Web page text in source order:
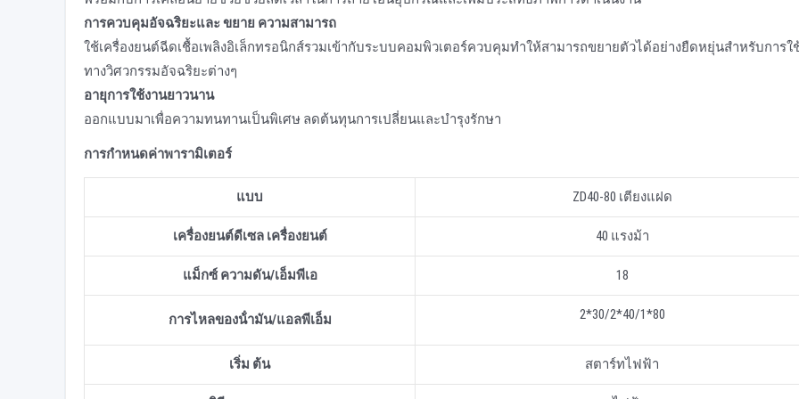
การควบคุมอัจฉริยะและขยาย ความสามารถ
ใช้เครื่องยนต์ฉีดเชื้อเพลิงอิเล็กทรอนิกส์รวมเข้ากับระบบคอมพิวเตอร์ควบคุมทําให้สามารถขยายตัวได้อย่างยืดหยุ่นสําหรับการใ
ทางวิศวกรรมอัจฉริยะต่างๆ
อายุการใช้งานยาวนาน
ออกแบบมาเพื่อความทนทานเป็นพิเศษ ลดต้นทุนการเปลี่ยนและบํารุงรักษา
การกําหนดค่าพารามิเตอร์
แบบ ZD40-80 เตียงแฝด
เครื่องยนต์ดีเซล เครื่องยนต์ 40 แรงม้า
แม็กซ์ ความดัน/เอ็มพีเอ 18
การไหลของน้ํามัน/แอลพีเอ็ม 2*30/2*40/1*80
เริ่ม ต้น สตาร์ทไฟฟ้า